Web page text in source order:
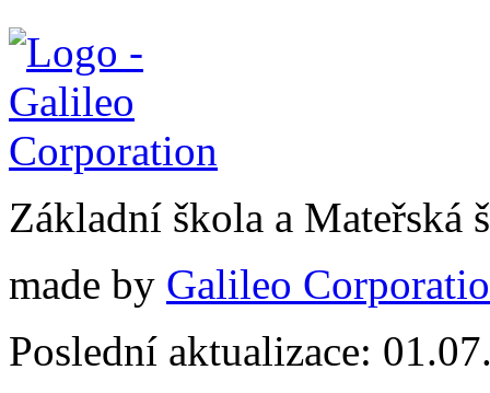
Základní škola a
made by Galileo
Poslední aktualizace: